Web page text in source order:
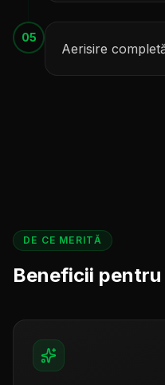
05
Aerisire
DE CE MERITĂ
Beneficii pentru